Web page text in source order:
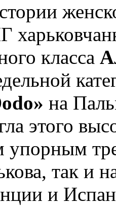
класса
на
этого
упорным
так и
и